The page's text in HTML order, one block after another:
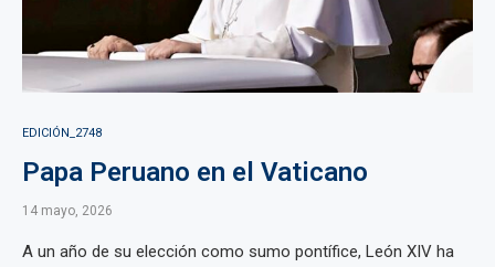
EDICIÓN_2748
Papa Peruano en el Vaticano
14 mayo, 2026
A un año de su elección como sumo pontífice, León XIV ha